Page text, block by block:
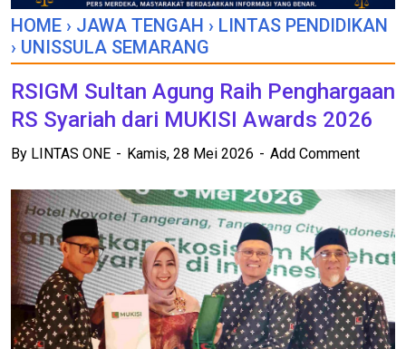
HOME › JAWA TENGAH › LINTAS PENDIDIKAN
› UNISSULA SEMARANG
RSIGM Sultan Agung Raih Penghargaan
RS Syariah dari MUKISI Awards 2026
By LINTAS ONE Kamis, 28 Mei 2026 Add Comment